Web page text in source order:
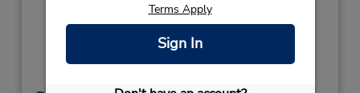
Terms Apply
Sign In
La Bajita S/N Mazo,
Islands),